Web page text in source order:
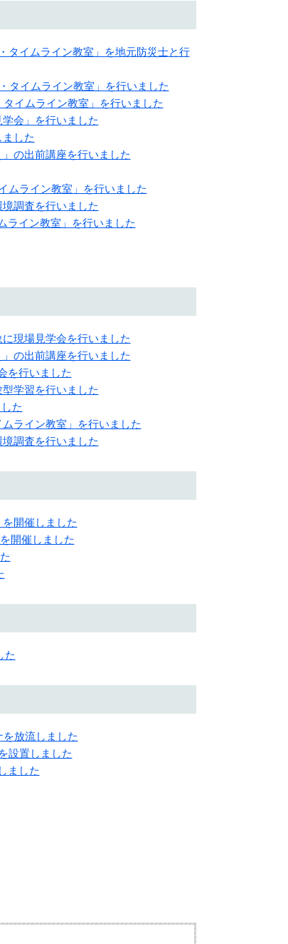
タイムライン教室」を地元防災士と行
タイムライン教室」を行いました
イムライン教室」を行いました
会」を行いました
した
の出前講座を行いました
ムライン教室」を行いました
調査を行いました
ライン教室」を行いました
現場見学会を行いました
の出前講座を行いました
を行いました
学習を行いました
た
ライン教室」を行いました
調査を行いました
開催しました
開催しました
た
放流しました
設置しました
ました